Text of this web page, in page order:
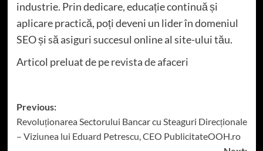
industrie. Prin dedicare, educație continuă și
aplicare practică, poți deveni un lider în domeniul
SEO și să asiguri succesul online al site-ului tău.
Articol preluat de perevista de afaceri
Post
navigation
Previous:
Revoluționarea Sectorului Bancar cu Steaguri Direcționale
– Viziunea lui Eduard Petrescu, CEO PublicitateOOH.ro